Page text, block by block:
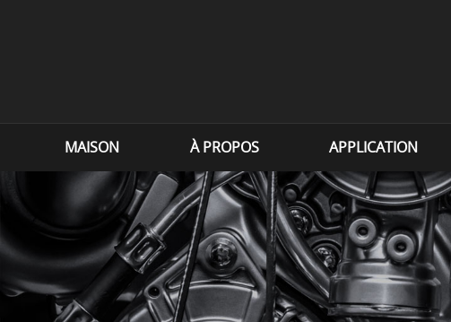
MAISON À PROPOS APPLICATION